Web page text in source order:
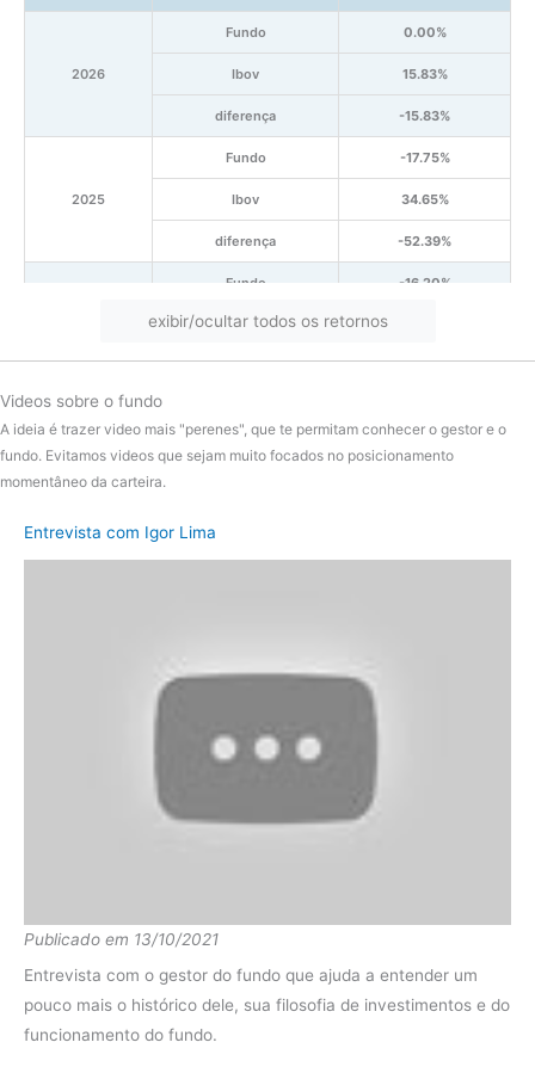
2026
Fundo 0.00%
Ibov 15.83%
diferença -15.83%
2025
Fundo -17.75%
Ibov 34.65%
diferença -52.39%
Fundo -16.20%
Ibov
diferença -8.99%
2023 Ibov 26.57%
diferença
exibir/ocultar todos os retornos
Videos sobre o fundo
A ideia é trazer video mais "perenes", que te permitam conhecer o gestor e o
fundo. Evitamos videos que sejam muito focados no posicionamento
momentâneo da carteira.
Entrevista com Igor Lima
Publicado em 13/10/2021
Entrevista com o gestor do fundo que ajuda a entender um
pouco mais o histórico dele, sua filosofia de investimentos e do
funcionamento do fundo.